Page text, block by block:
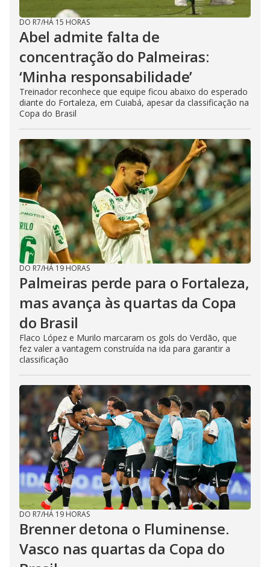
DO R7/HÁ 15 HORAS
Abel admite falta de
concentração do Palmeiras:
‘Minha responsabilidade’
Treinador reconhece que equipe ficou abaixo do esperado
diante do Fortaleza, em Cuiabá, apesar da classificação na
Copa do Brasil
DO R7/HÁ 19 HORAS
Palmeiras perde para o Fortaleza,
mas avança às quartas da Copa
do Brasil
Flaco López e Murilo marcaram os gols do Verdão, que
fez valer a vantagem construída na ida para garantir a
classificação
DO R7/HÁ 19 HORAS
Brenner detona o Fluminense.
Vasco nas quartas da Copa do